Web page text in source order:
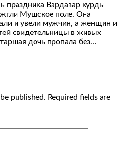
праздника Вардавар курды
Мушское поле. Она
и увели мужчин, а женщин и
свидетельницы в живых
дочь пропала без…
published. Required fields are